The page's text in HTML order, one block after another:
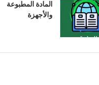
المادة المطبوعة
والأجهزة